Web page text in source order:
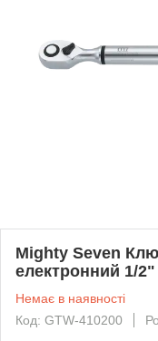
Mighty Seven
електронний 1/2"
Немає в наявності
Код: GTW-410200